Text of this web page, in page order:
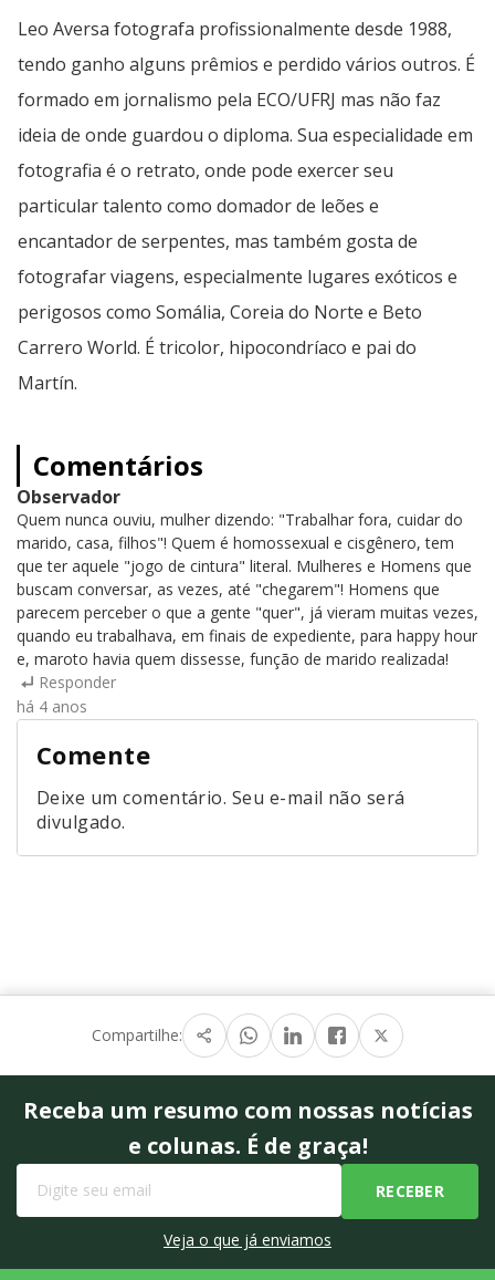
Leo Aversa fotografa profissionalmente desde 1988,
tendo ganho alguns prêmios e perdido vários outros. É
formado em jornalismo pela ECO/UFRJ mas não faz
ideia de onde guardou o diploma. Sua especialidade em
fotografia é o retrato, onde pode exercer seu
particular talento como domador de leões e
encantador de serpentes, mas também gosta de
fotografar viagens, especialmente lugares exóticos e
perigosos como Somália, Coreia do Norte e Beto
Carrero World. É tricolor, hipocondríaco e pai do
Martín.
Comentários
Observador
Quem nunca ouviu, mulher dizendo: "Trabalhar fora, cuidar do
marido, casa, filhos"! Quem é homossexual e cisgênero, tem
que ter aquele "jogo de cintura" literal. Mulheres e Homens que
buscam conversar, as vezes, até "chegarem"! Homens que
parecem perceber o que a gente "quer", já vieram muitas vezes,
quando eu trabalhava, em finais de expediente, para happy hour
e, maroto havia quem dissesse, função de marido realizada!
Responder
há 4 anos
Comente
Deixe um comentário. Seu e-mail não será
divulgado.
Compartilhe:
Receba um resumo com nossas notícias
e colunas. É de graça!
Veja o que já enviamos